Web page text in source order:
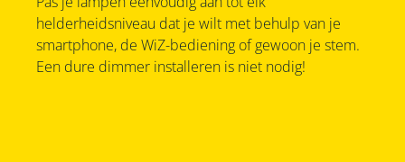
helderheidsniveau dat je wilt met behulp van je
smartphone, de WiZ-bediening of gewoon je stem.
Een dure dimmer installeren is niet nodig!